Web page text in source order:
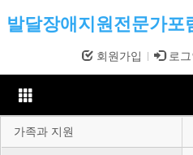
발달장애지원전문가포
회원가입 로그
가족과 지원